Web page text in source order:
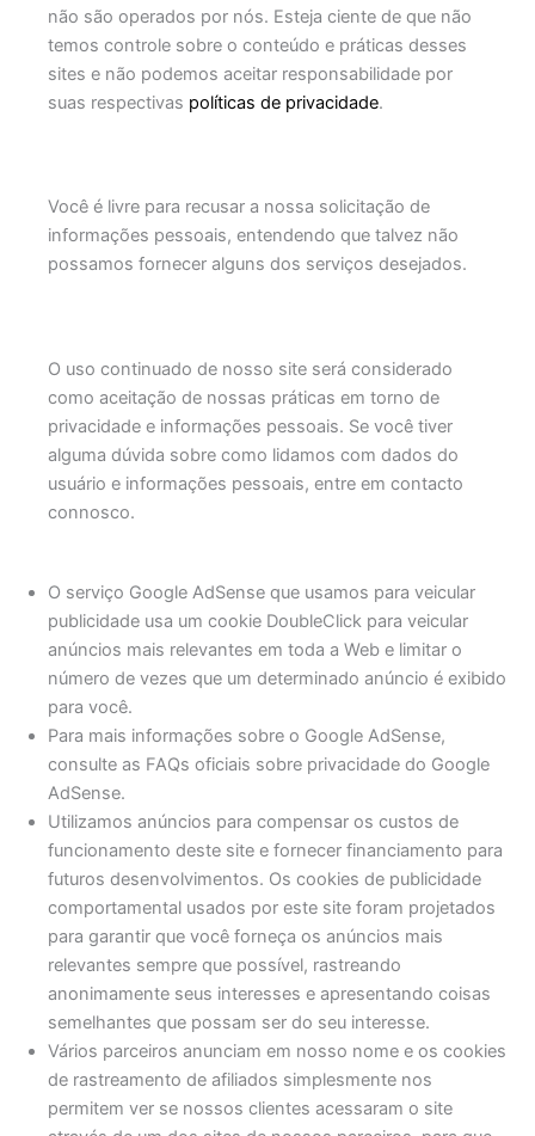
não são operados por nós. Esteja ciente de que não
temos controle sobre o conteúdo e práticas desses
sites e não podemos aceitar responsabilidade por
suas respectivas políticas de privacidade.
Você é livre para recusar a nossa solicitação de
informações pessoais, entendendo que talvez não
possamos fornecer alguns dos serviços desejados.
O uso continuado de nosso site será considerado
como aceitação de nossas práticas em torno de
privacidade e informações pessoais. Se você tiver
alguma dúvida sobre como lidamos com dados do
usuário e informações pessoais, entre em contacto
connosco.
O serviço Google AdSense que usamos para veicular
publicidade usa um cookie DoubleClick para veicular
anúncios mais relevantes em toda a Web e limitar o
número de vezes que um determinado anúncio é exibido
para você.
Para mais informações sobre o Google AdSense,
consulte as FAQs oficiais sobre privacidade do Google
AdSense.
Utilizamos anúncios para compensar os custos de
funcionamento deste site e fornecer financiamento para
futuros desenvolvimentos. Os cookies de publicidade
comportamental usados ​​por este site foram projetados
para garantir que você forneça os anúncios mais
relevantes sempre que possível, rastreando
anonimamente seus interesses e apresentando coisas
semelhantes que possam ser do seu interesse.
Vários parceiros anunciam em nosso nome e os cookies
de rastreamento de afiliados simplesmente nos
permitem ver se nossos clientes acessaram o site